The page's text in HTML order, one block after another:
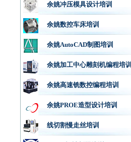
余姚冲压模具设计培训
余姚数控车床培训
余姚AutoCAD制图培训
余姚加工中心雕刻机编程培训
余姚高速铣数控编程培训
余姚PROE造型设计培训
线切割慢走丝培训